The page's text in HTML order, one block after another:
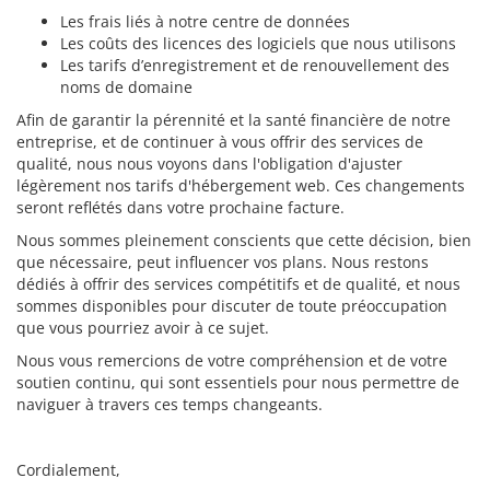
Les frais liés à notre centre de données
Les coûts des licences des logiciels que nous utilisons
Les tarifs d’enregistrement et de renouvellement des
noms de domaine
Afin de garantir la pérennité et la santé financière de notre
entreprise, et de continuer à vous offrir des services de
qualité, nous nous voyons dans l'obligation d'ajuster
légèrement nos tarifs d'hébergement web. Ces changements
seront reflétés dans votre prochaine facture.
Nous sommes pleinement conscients que cette décision, bien
que nécessaire, peut influencer vos plans. Nous restons
dédiés à offrir des services compétitifs et de qualité, et nous
sommes disponibles pour discuter de toute préoccupation
que vous pourriez avoir à ce sujet.
Nous vous remercions de votre compréhension et de votre
soutien continu, qui sont essentiels pour nous permettre de
naviguer à travers ces temps changeants.
Cordialement,